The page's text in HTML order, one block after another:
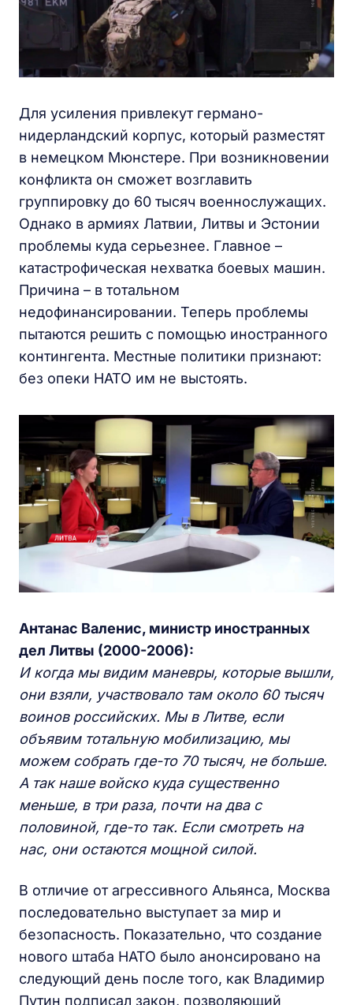
Для усиления привлекут германо-
нидерландский корпус, который разместят
в немецком Мюнстере. При возникновении
конфликта он сможет возглавить
группировку до 60 тысяч военнослужащих.
Однако в армиях Латвии, Литвы и Эстонии
проблемы куда серьезнее. Главное –
катастрофическая нехватка боевых машин.
Причина – в тотальном
недофинансировании. Теперь проблемы
пытаются решить с помощью иностранного
контингента. Местные политики признают:
без опеки НАТО им не выстоять.
Антанас Валенис, министр иностранных
дел Литвы (2000-2006):
И когда мы видим маневры, которые вышли,
они взяли, участвовало там около 60 тысяч
воинов российских. Мы в Литве, если
объявим тотальную мобилизацию, мы
можем собрать где-то 70 тысяч, не больше.
А так наше войско куда существенно
меньше, в три раза, почти на два с
половиной, где-то так. Если смотреть на
нас, они остаются мощной силой.
В отличие от агрессивного Альянса, Москва
последовательно выступает за мир и
безопасность. Показательно, что создание
нового штаба НАТО было анонсировано на
следующий день после того, как Владимир
Путин подписал закон, позволяющий